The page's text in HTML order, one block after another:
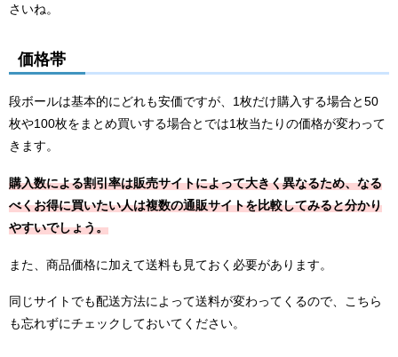
さいね。
価格帯
段ボールは基本的にどれも安価ですが、1枚だけ購入する場合と50
枚や100枚をまとめ買いする場合とでは1枚当たりの価格が変わって
きます。
購入数による割引率は販売サイトによって大きく異なるため、なる
べくお得に買いたい人は複数の通販サイトを比較してみると分かり
やすいでしょう。
また、商品価格に加えて送料も見ておく必要があります。
同じサイトでも配送方法によって送料が変わってくるので、こちら
も忘れずにチェックしておいてください。